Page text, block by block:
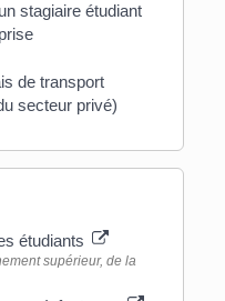
stagiaire étudiant
de transport
secteur privé)
étudiants
supérieur, de la